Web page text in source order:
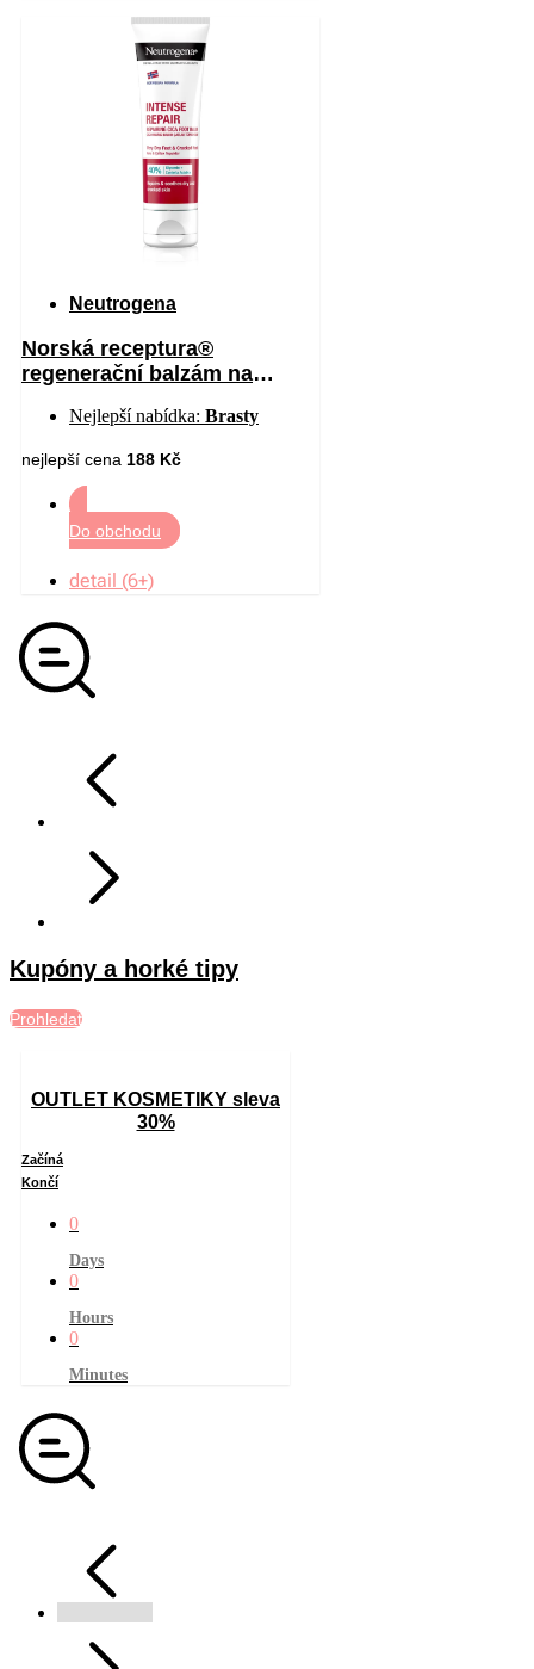
Neutrogena
Norská receptura®
regenerační balzám na
Nejlepší nabídka: Brasty
nejlepší cena 188 Kč
Do obchodu
detail (6+)
Kupóny a horké tipy
Prohledat
OUTLET KOSMETIKY sleva
30%
Začíná
Končí
0
Days
0
Hours
0
Minutes